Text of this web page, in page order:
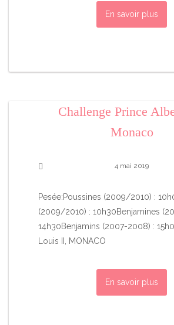
En savoir plus
Challenge Prince
Monaco
4 mai 2019
Pesée:Poussines (2009/2010) :
(2009/2010) : 10h30Benjamines
14h30Benjamins (2007-2008) :
Louis II, MONACO
En savoir plus